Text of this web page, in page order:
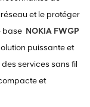
et le protéger
base NOKIA FWGP
puissante et
services sans fil
et